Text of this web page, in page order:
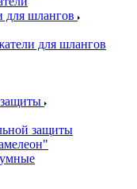
для шлангов
для шлангов
защиты